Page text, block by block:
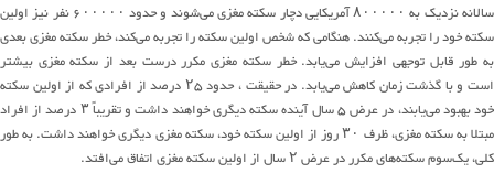
سالانه نزدیک به ۸۰۰۰۰۰آمریکایی دچار سکته مغزیمیشوند و حدود ۶۰۰۰۰۰ نفر نیزاولین
سکتهخود را تجربه می‌کنند.هنگامی که شخص اولین سکته را تجربهمیکند، خطر سکته مغزیبعدی
به طور قابل توجهی افزایش مییابد.خطر سکته مغزی مکرر درست بعد از سکته مغزی بیشتر
است و با گذشت زمان کاهشمییابد. در حقیقت ، حدود۲۵درصد از افرادی که از اولین سکته
خود بهبودمییابند، در عرض۵سالآیندهسکته دیگری خواهند داشت و تقریباً۳درصد از افراد
مبتلا به سکته مغزی، ظرف ۳۰روز از اولین سکته خود، سکته مغزی دیگری خواهند داشت.به طور
کلی،یکسومسکتههایمکرر در عرض۲سال از اولین سکته مغزی اتفاقمیافتد.